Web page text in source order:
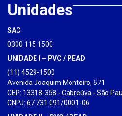
Unidades
SAC
0300 115 1500
UNIDADE I – PVC / PEAD
(11) 4529-1500
Avenida Joaquim Monteiro, 571
CEP: 13318-358 - Cabreúva - São
CNPJ: 67.731.091/0001-06